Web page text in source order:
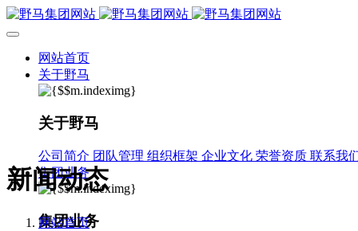
网站首页
关于野马
关于野马
公司简介 团队管理 组织框架 企业文化 荣誉资质 联系我
集团业务
集团业务
新闻动态
网站首页